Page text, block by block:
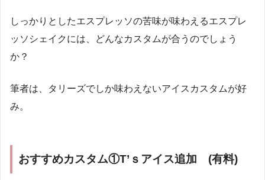
しっかりとしたエスプレッソの苦味が味わえるエスプレ
ッソシェイクには、どんなカスタムが合うのでしょう
か？
筆者は、タリーズでしか味わえないアイスカスタムが好
み。
おすすめカスタム①T’ｓアイス追加 (有料)